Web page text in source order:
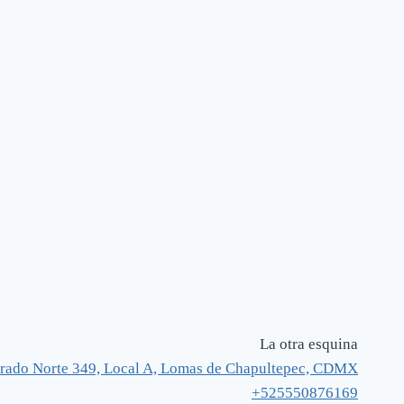
La otra esquina
Norte 349, Local A, Lomas de Chapultepec, CDMX
+525550876169